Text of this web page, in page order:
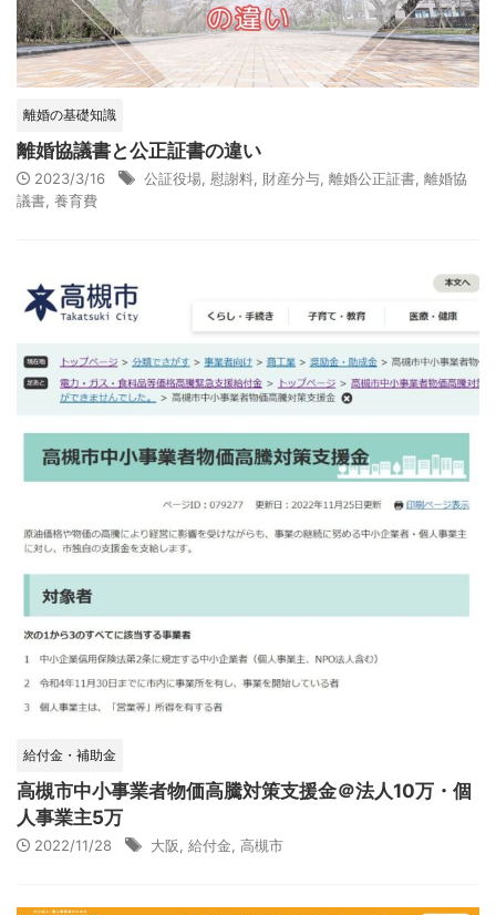
離婚の基礎知識
離婚協議書と公正証書の違い
2023/3/16 公証役場, 慰謝料, 財産分与, 離婚公正証書, 離婚協
議書, 養育費
給付金・補助金
高槻市中小事業者物価高騰対策支援金＠法人10万・個
人事業主5万
2022/11/28 大阪, 給付金, 高槻市